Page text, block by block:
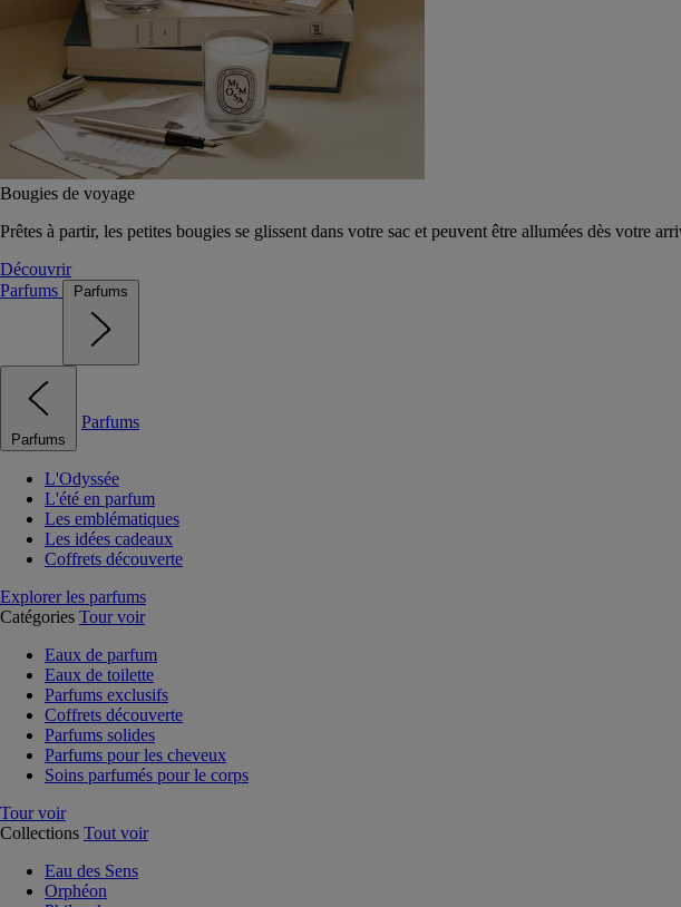
Bougies de voyage
Prêtes à partir, les petites bougies se glissent dans votre sac et peuvent être allumées dès votre
Découvrir
Parfums
Parfums
Parfums
Parfums
L'Odyssée
L'été en parfum
Les emblématiques
Les idées cadeaux
Coffrets découverte
Explorer les parfums
Catégories Tour voir
Eaux de parfum
Eaux de toilette
Parfums exclusifs
Coffrets découverte
Parfums solides
Parfums pour les cheveux
Soins parfumés pour le corps
Tour voir
Collections Tout voir
Eau des Sens
Orphéon